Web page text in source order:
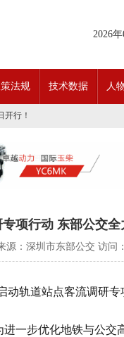
2026
法规 技术数据 人
奖状
开行！
领前行•文化润企发展——南通
历史性跨越！
款对照
技创新驱动加快建设交通强国
条需求响应式定制班线
开行！
领前行•文化润企发展——南通
目标 助推公交转型发展——沪苏
项行动 东部公交
源：深圳市东部公交 访问
动轨道站点客流调研
进一步优化地铁与公交